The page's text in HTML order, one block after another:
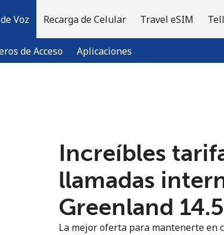
Voz
de Acceso Aplicaciones
Recarga de Celular Travel eSIM
una cuenta? Inicia sesión →
Regístrate con
Increíbles
llamadas
Greenland
La mejor oferta para mantenerte en